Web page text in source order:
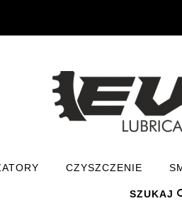
CZYSZCZENIE
SZUKAJ